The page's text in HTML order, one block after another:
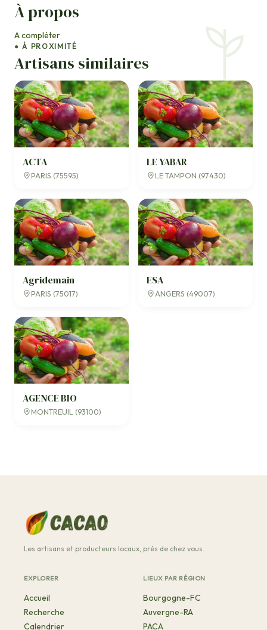
À propos
A compléter
● À PROXIMITÉ
Artisans similaires
ACTA
PARIS (75595)
LE YABAR
LE TAMPON (97430)
Agridemain
PARIS (75017)
ESA
ANGERS (49007)
AGENCE BIO
MONTREUIL (93100)
Les artisans et producteurs locaux, près de chez vous.
EXPLORER
Accueil
Recherche
Calendrier
LIEUX PAR RÉGION
Bourgogne-FC
Auvergne-RA
PACA